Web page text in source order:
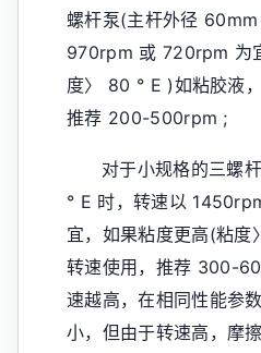
螺杆泵(主杆外径
970rpm 或 720rpm 为
度〉 80 ° E )如粘胶液
推荐 200-500rpm ;
对于小规格的三螺
° E 时，转速以
宜，如果粘度更高(粘
转速使用，推荐 300-
速越高，在相同性能参
小，但由于转速高，摩